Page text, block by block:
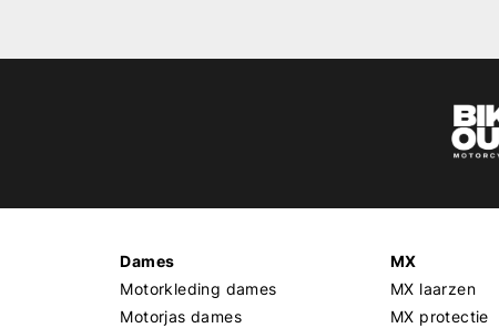
Dames
Motorkleding dames
Motorjas dames
MX
MX laarzen
MX protectie